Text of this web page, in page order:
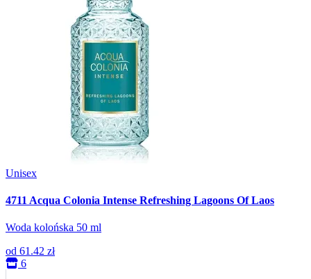
Unisex
4711 Acqua Colonia Intense Refreshing Lagoons Of Laos
Woda kolońska 50 ml
od 61.42 zł
6